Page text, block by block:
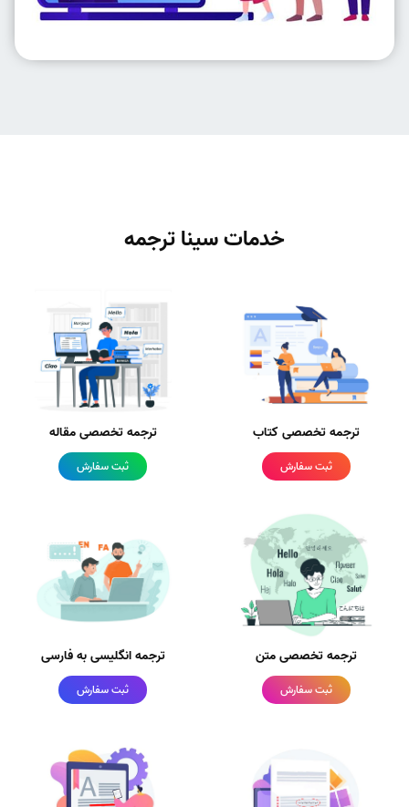
خدمات سینا ترجمه
ترجمه تخصصی کتاب
ثبت سفارش
ترجمه تخصصی مقاله
ثبت سفارش
ترجمه تخصصی متن
ثبت سفارش
ترجمه انگلیسی به فارسی
ثبت سفارش